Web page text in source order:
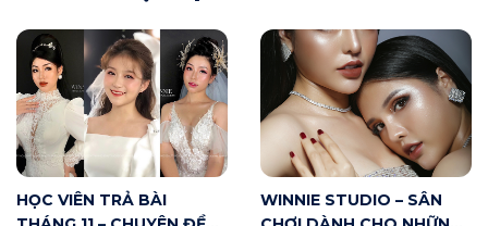
HỌC VIÊN TRẢ BÀI
WINNIE STUDIO – SÂN